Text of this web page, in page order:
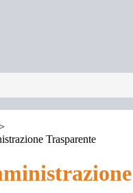
Trasparente